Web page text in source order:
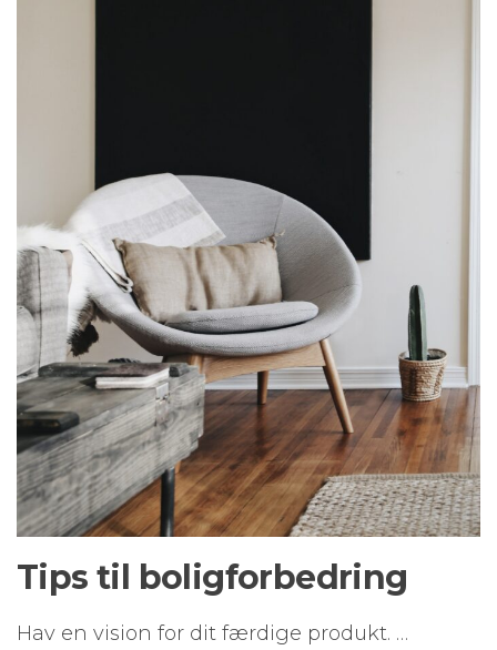
Tips til boligforbedring
Hav en vision for dit færdige produkt. …